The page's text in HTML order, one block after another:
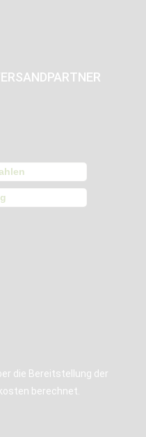
die Bereitstellung der
berechnet.